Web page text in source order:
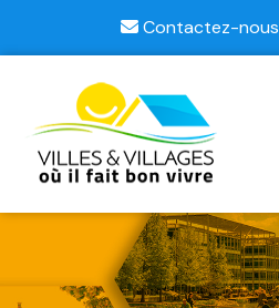
Contactez-nous